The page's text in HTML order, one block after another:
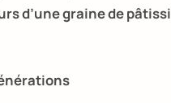
d’une graine de